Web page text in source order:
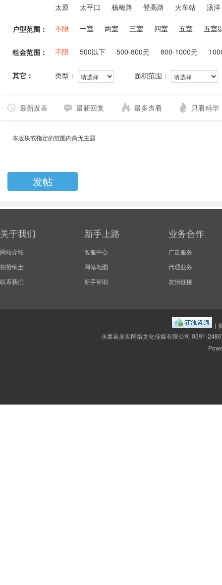
太原
太平口 杨梅路 登高路 火车站 汤洋
户型范围： 不限 一室 两室 三室 四室 五室 五室
租金范围： 不限 500以下 500-800元 800-1000元
其它： 类型： 面积范围：
最新发表 最新回复 最多查看 只看精华
本版块或指定的范围内尚无主题
发帖
关于我们
网站介绍
招贤纳士
联系我们
新手上路
客服中心
网站地图
新手帮助
业务合作
广告服务
代理业务
友情链接
|
永泰县鼎尖网络文化传媒有限公司 0591-